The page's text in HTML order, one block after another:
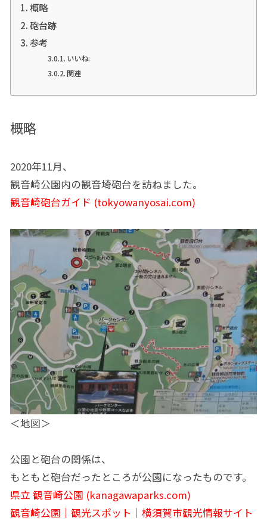
概略
砲台跡
参考
いいね:
関連
概略
2020年11月、
観音崎公園内の観音埼砲台を訪ねました。
観音崎砲台ガイド (tokyowanyosai.com)
＜地図＞
公園と砲台の関係は、
もともと砲台だったところが公園になったものです。
県立 観音崎公園 (kanagawaparks.com)
観音崎公園｜観光スポット｜横須賀市観光情報サイト